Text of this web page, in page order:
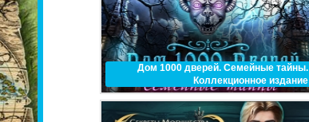
Дом 1000 дверей. Семейные тайны.
Коллекционное издание